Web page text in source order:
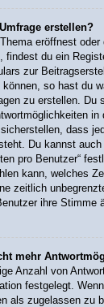
erstellen?
eröffnest
findest du ein
zur
können, so hast du
zu erstellen. Du
in
dass
Du kannst auch
pro Benutzer“
kann, welches
zeitlich
ihre Stimme
mehr
Anzahl von
festgelegt.
als zugelassen zu